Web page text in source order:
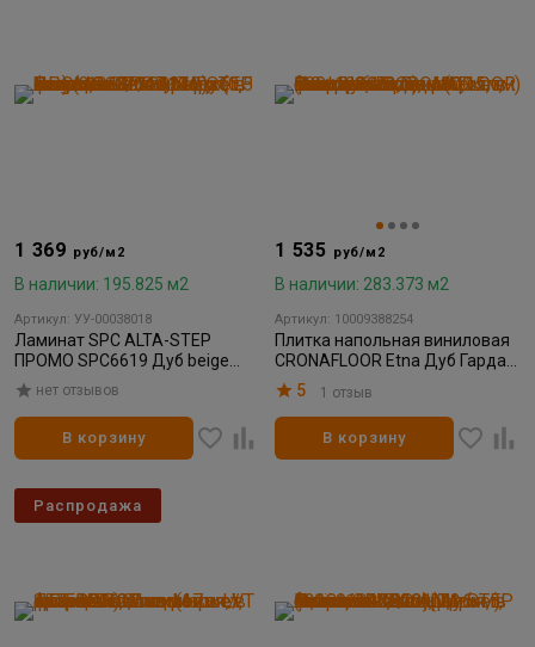
1 369 руб/м2
В наличии: 195.825 м2
Артикул: УУ-00038018
Ламинат SPC ALTA-STEP
ПРОМО SPC6619 Дуб beige
1218*180*4мм (0,5 мм)
(3,069/147,312)
нет отзывов
В корзину
1 535 руб/м2
В наличии: 283.373 м2
Артикул: 10009388254
Плитка напольная виниловая
CRONAFLOOR Etna Дуб Гарда
4000 180*1200*3,5мм (0,15мм)
(10шт/2,16м²)
5 1 отзыв
В корзину
Распродажа